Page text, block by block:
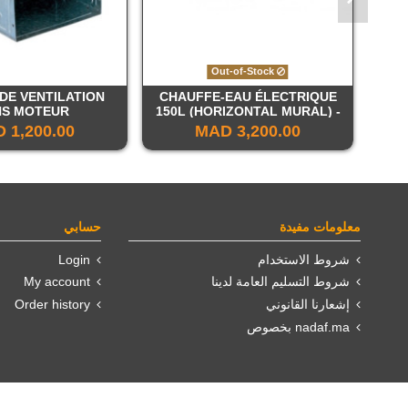
Out-of-Stock
CHAUFFE-EAU ÉLECTRIQUE
150L (HORIZONTAL MURAL) -
JUNKERS
3,200.00 MAD
VENTILATION
MOTEUR
1,200.00 MAD
معلومات مفيدة
شروط الاستخدام
شروط التسليم العامة لدينا
إشعارنا القانوني
nadaf.ma بخصوص
حسابي
Login
My account
Order history